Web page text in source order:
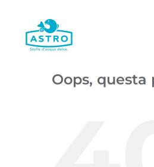
contenuto
Oops,